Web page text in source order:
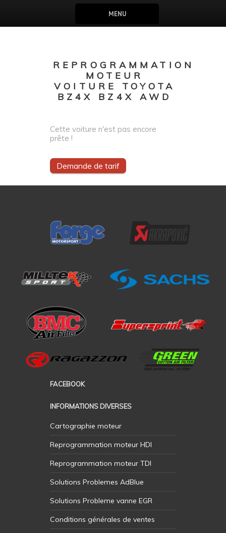
MENU
REPROGRAMMATION
MOTEUR
VOITURE TOYOTA
BZ4X BZ4X AWD
Cette voiture n'est pas encore
prête !
Demande de tarif
FACEBOOK
INFORMATIONS DIVERSES
Cartographie moteur
Reprogrammation moteur HDI
Reprogrammation moteur TDI
Solutions Problemes AdBlue
Solutions Probleme vanne EGR
Conditions générales de ventes